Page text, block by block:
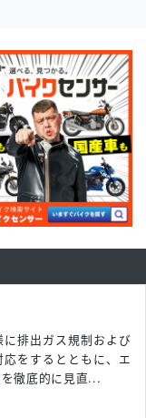
に排出ガス規制および
をするとともに、エ
徹底的に見直...